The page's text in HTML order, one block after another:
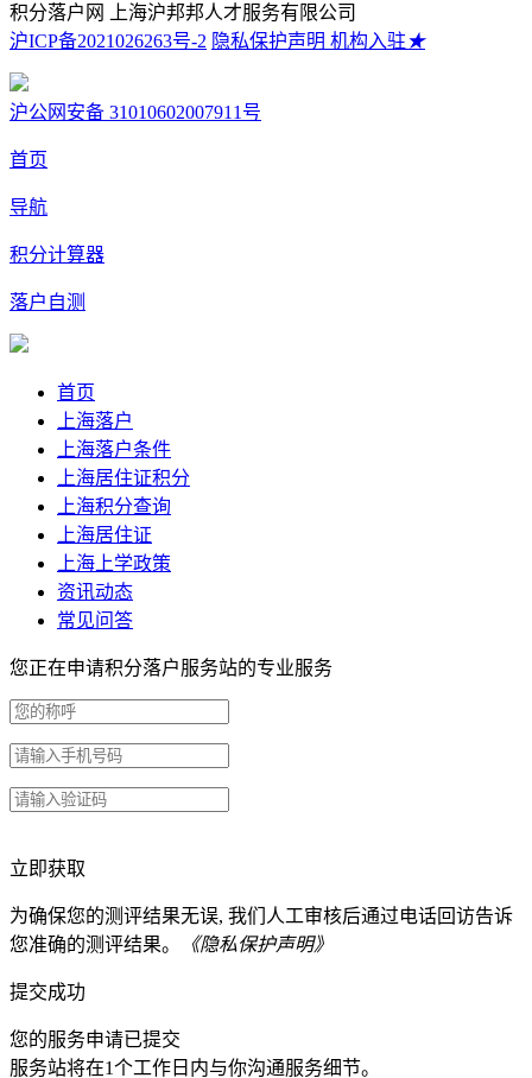
积分落户网 上海沪邦邦人才服务有限公司
沪ICP备2021026263号-2 隐私保护声明 机构入驻★
沪公网安备 31010602007911号
首页
导航
积分计算器
落户自测
首页
上海落户
上海落户条件
上海居住证积分
上海积分查询
上海居住证
上海上学政策
资讯动态
常见问答
您正在申请积分落户服务站的专业服务
立即获取
为确保您的测评结果无误, 我们人工审核后通过电话回访告诉
您准确的测评结果。
《隐私保护声明》
提交成功
您的服务申请已提交
服务站将在1个工作日内与你沟通服务细节。